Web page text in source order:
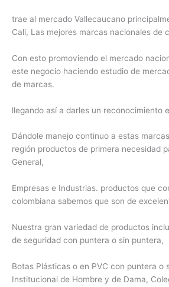
trae al mercado Vallecaucano
Cali, Las mejores marcas nacionales de
Con esto promoviendo el mercado
este negocio haciendo estudio de
de marcas.
llegando así a darles un reconocimiento
Dándole manejo continuo a estas
región productos de primera necesidad
General,
Empresas e Industrias. productos que
colombiana sabemos que son de
Nuestra gran variedad de productos
de seguridad con puntera o sin puntera,
Botas Plásticas o en PVC con puntera o
Institucional de Hombre y de Dama,